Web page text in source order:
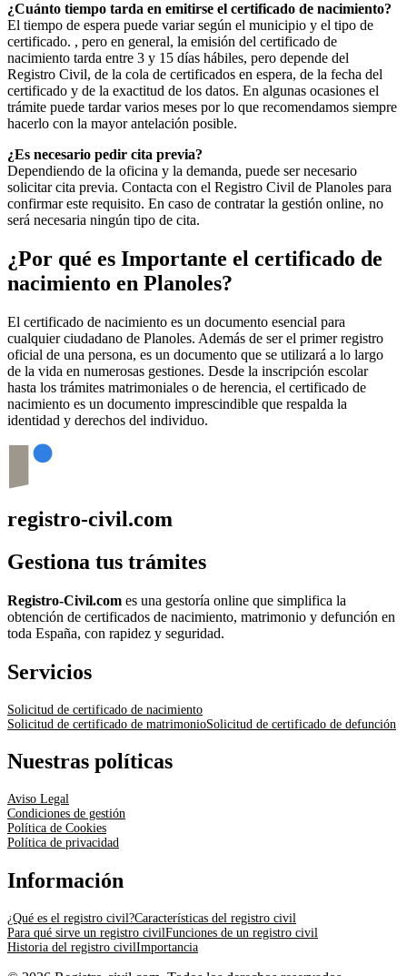
¿Cuánto tiempo tarda en emitirse el certificado de nacimiento?
El tiempo de espera puede variar según el municipio y el tipo de
certificado. , pero en general, la emisión del certificado de
nacimiento tarda entre 3 y 15 días hábiles, pero depende del
Registro Civil, de la cola de certificados en espera, de la fecha del
certificado y de la exactitud de los datos. En algunas ocasiones el
trámite puede tardar varios meses por lo que recomendamos siempre
hacerlo con la mayor antelación posible.
¿Es necesario pedir cita previa?
Dependiendo de la oficina y la demanda, puede ser necesario
solicitar cita previa. Contacta con el Registro Civil de Planoles para
confirmar este requisito. En caso de contratar la gestión online, no
será necesaria ningún tipo de cita.
¿Por qué es Importante el certificado de
nacimiento en Planoles?
El certificado de nacimiento es un documento esencial para
cualquier ciudadano de Planoles. Además de ser el primer registro
oficial de una persona, es un documento que se utilizará a lo largo
de la vida en numerosas gestiones. Desde la inscripción escolar
hasta los trámites matrimoniales o de herencia, el certificado de
nacimiento es un documento imprescindible que respalda la
identidad y derechos del individuo.
registro-civil.com
Gestiona tus trámites
Registro-Civil.com es una gestoría online que simplifica la
obtención de certificados de nacimiento, matrimonio y defunción en
toda España, con rapidez y seguridad.
Servicios
Solicitud de certificado de nacimiento
Solicitud de certificado de matrimonioSolicitud de certificado de defunción
Nuestras políticas
Aviso Legal
Condiciones de gestión
Política de Cookies
Política de privacidad
Información
¿Qué es el registro civil?Características del registro civil
Para qué sirve un registro civilFunciones de un registro civil
Historia del registro civilImportancia